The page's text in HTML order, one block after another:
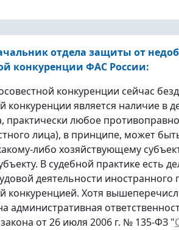
отдела защиты от
конкуренции ФАС России:
конкуренции сейчас
конкуренции является наличие в
практически любое
лица), в принципе, может
либо хозяйствующему
В судебной практике есть
деятельности
конкуренцией. Хотя
административная
от 26 июля 2006 г. № 135-ФЗ "